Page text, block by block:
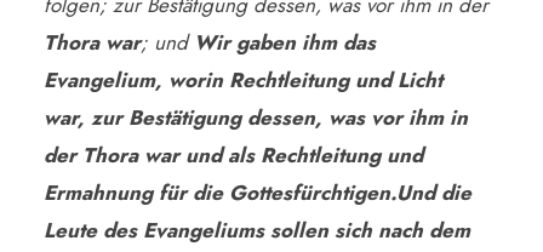
Thora war; und Wir gaben ihm das
Evangelium, worin Rechtleitung und Licht
war, zur Bestätigung dessen, was vor ihm in
der Thora war und als Rechtleitung und
Ermahnung für die Gottesfürchtigen.Und die
Leute des Evangeliums sollen sich nach dem